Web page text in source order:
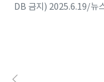
DB 금지) 2025.6.19/뉴